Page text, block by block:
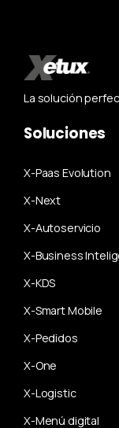
La solución
Soluciones
X-Paas Evolution
X-Next
X-Autoservicio
X-Business
X-KDS
X-Smart Mobile
X-Pedidos
X-One
X-Logistic
X-Menú digital